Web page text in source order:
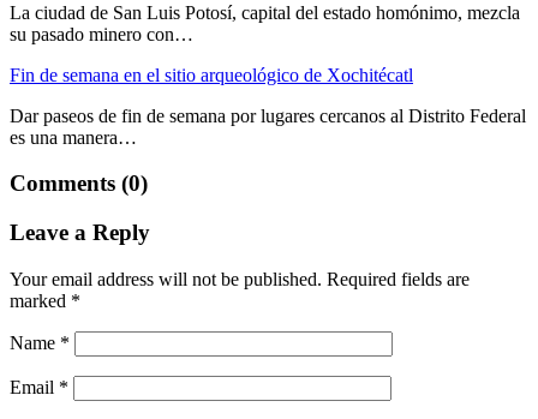
La ciudad de San Luis Potosí, capital del estado homónimo, mezcla
su pasado minero con…
Fin de semana en el sitio arqueológico de Xochitécatl
Dar paseos de fin de semana por lugares cercanos al Distrito Federal
es una manera…
Comments (0)
Leave a Reply
Your email address will not be published. Required fields are
marked *
Name *
Email *